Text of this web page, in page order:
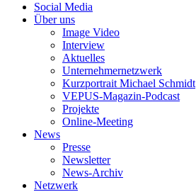
Social Media
Über uns
Image Video
Interview
Aktuelles
Unternehmernetzwerk
Kurzportrait Michael Schmidt
VEPUS-Magazin-Podcast
Projekte
Online-Meeting
News
Presse
Newsletter
News-Archiv
Netzwerk